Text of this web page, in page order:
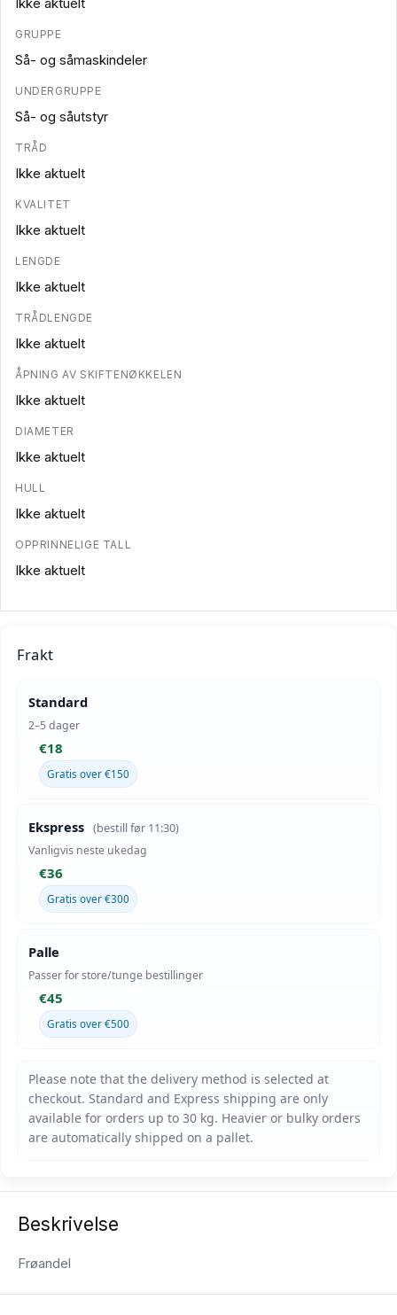
GRUPPE
Så- og såmaskindeler
UNDERGRUPPE
Så- og såutstyr
TRÅD
Ikke aktuelt
KVALITET
Ikke aktuelt
LENGDE
Ikke aktuelt
TRÅDLENGDE
Ikke aktuelt
ÅPNING AV SKIFTENØKKELEN
Ikke aktuelt
DIAMETER
Ikke aktuelt
HULL
Ikke aktuelt
OPPRINNELIGE TALL
Ikke aktuelt
Frakt
Standard
2–5 dager
€18
Gratis over €150
Ekspress (bestill før 11:30)
Vanligvis neste ukedag
€36
Gratis over €300
Palle
Passer for store/tunge bestillinger
€45
Gratis over €500
Beskrivelse
Frøandel